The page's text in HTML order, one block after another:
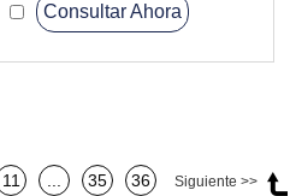
Consultar Ahora
11 ... 35 36 Siguiente >>